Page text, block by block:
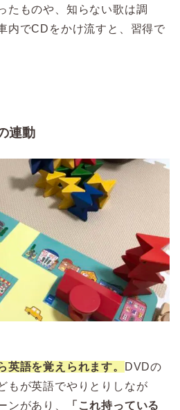
たものや、知らない歌は調
内でCDをかけ流すと、習得で
連動
英語を覚えられます。
DVDの
もが英語でやりとりしなが
ンがあり、
「これ持っている